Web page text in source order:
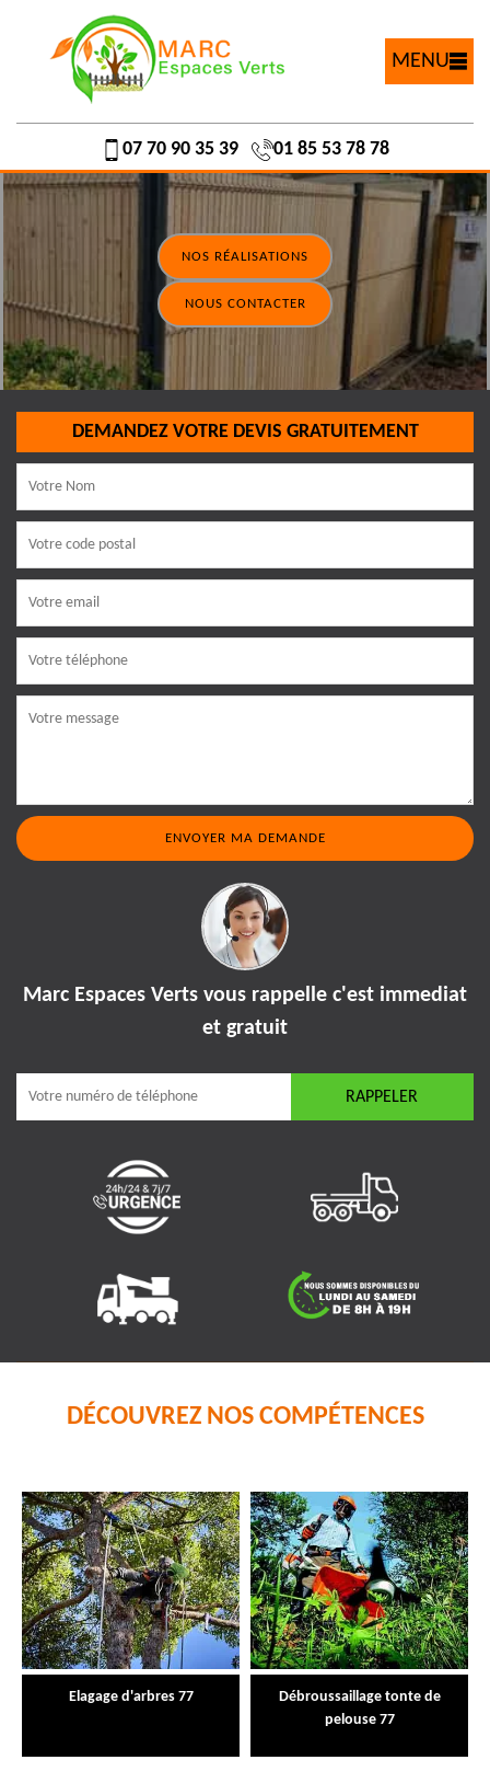
MENU
07 70 90 35 39 01 85 53 78 78
NOS RÉALISATIONS
NOUS CONTACTER
DEMANDEZ VOTRE DEVIS GRATUITEMENT
Marc Espaces Verts vous rappelle c'est immediat
et gratuit
DÉCOUVREZ NOS COMPÉTENCES
Elagage d'arbres 77
Débroussaillage tonte de
pelouse 77